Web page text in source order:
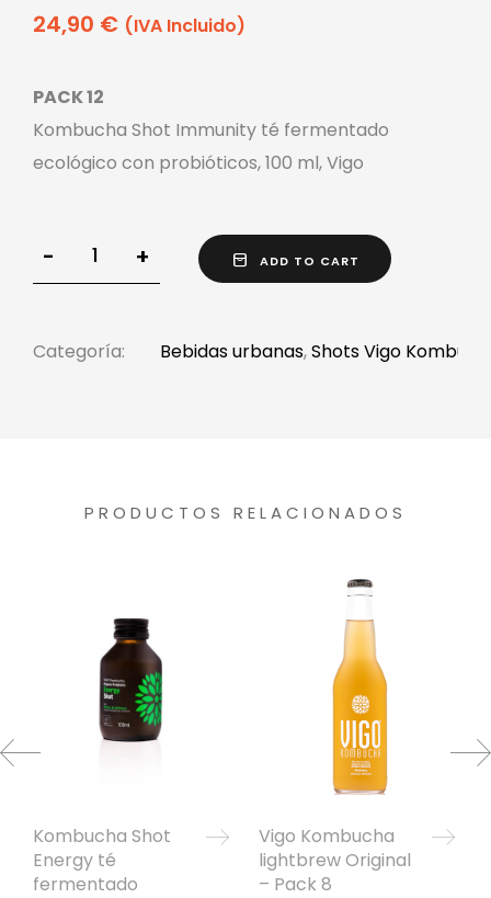
24,90 € (IVA Incluido)
PACK 12
Kombucha Shot Immunity té fermentado
ecológico con probióticos, 100 ml, Vigo
- + ADD TO CART
Categoría: Bebidas urbanas,Shots Vigo
PRODUCTOS RELACIONADOS
Kombucha Shot
Energy té
fermentado
Vigo Kombucha
lightbrew Original
– Pack 8